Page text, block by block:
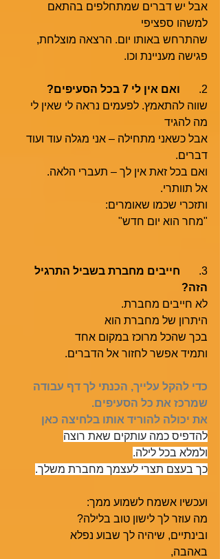
אבל יש דברים שמתחלפים בהתאם
למשהו ספציפי
שהתרחש באותו יום. הרצאה מוצלחת,
פגישה מעניינת וכו.
2.
ואם אין לי 7 בכל הסעיפים?
שווה להתאמץ. לפעמים נראה לי שאין לי
מה להגיד
אבל כשאני מתחילה – אני מגלה עוד ועוד
דברים.
ואם בכל זאת אין לך – תעברי הלאה.
אל תוותרי.
ותזכרי שכמו שאומרים:
"מחר הוא יום חדש"
3.
חייבים מחברת בשביל התרגיל
הזה?
לא חייבים מחברת.
היתרון של מחברת הוא
בכך שהכל מרוכז במקום אחד
ותמיד אפשר לחזור אל הדברים.
כדי להקל עלייך, הכנתי לך דף עבודה
שמרכז את כל הסעיפים.
את יכולה להוריד אותו בלחיצה כאן
להדפיס כמה עותקים שאת רוצה
ולמלא בכל לילה.
כך בעצם תצרי לעצמך מחברת משלך.
ועכשיו אשמח לשמוע ממך:
מה עוזר לך לישון טוב בלילה?
ובינתיים, שיהיה לך שבוע נפלא
באהבה,